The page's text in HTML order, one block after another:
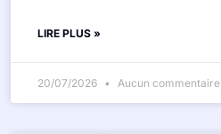
LIRE PLUS »
20/07/2026 Aucun commentaire